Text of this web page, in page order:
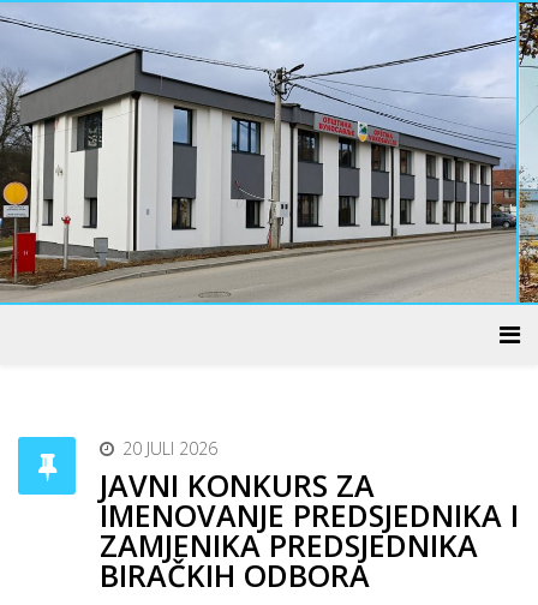
20 JULI 2026
JAVNI KONKURS ZA
IMENOVANJE PREDSJEDNIKA I
ZAMJENIKA PREDSJEDNIKA
BIRAČKIH ODBORA